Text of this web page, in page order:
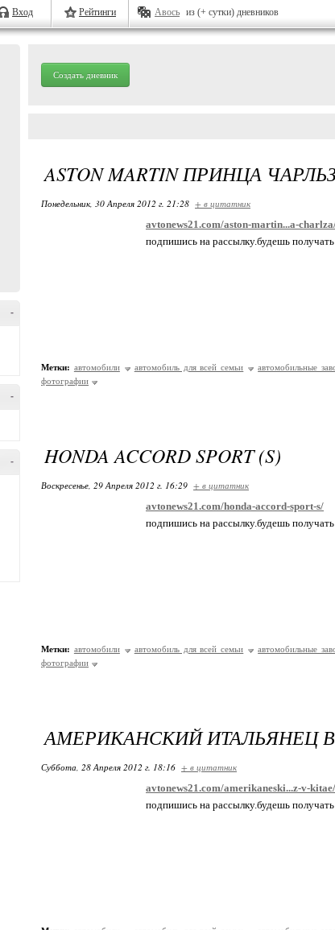
Вход Рейтинги Авось из (+ сутки) дневников
-
-
-
Создать дневник
ASTON MARTIN ПРИНЦА
Понедельник, 30 Апреля 2012 г. 21:28 + в цитатник
avtonews21.com/aston-martin...a-
подпишись на рассылку.будешь
Метки: автомобили автомобиль для всей семьи автомобильные
фотографии
HONDA ACCORD SPORT (S)
Воскресенье, 29 Апреля 2012 г. 16:29 + в цитатник
avtonews21.com/honda-accord-sport-s/
подпишись на рассылку.будешь
Метки: автомобили автомобиль для всей семьи автомобильные
фотографии
АМЕРИКАНСКИЙ ИТАЛЬЯНЕЦ
Суббота, 28 Апреля 2012 г. 18:16 + в цитатник
avtonews21.com/amerikaneski...z-v-kitae/
подпишись на рассылку.будешь